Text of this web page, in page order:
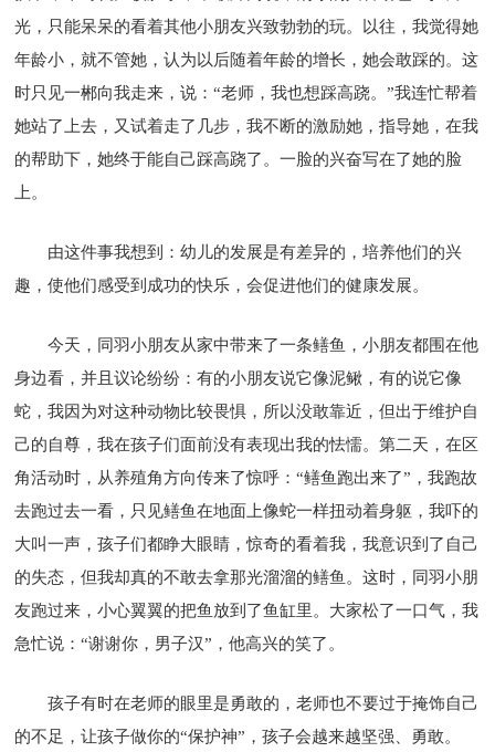
光，只能呆呆的看着其他小朋友兴致勃勃的玩。以往，我觉得她
年龄小，就不管她，认为以后随着年龄的增长，她会敢踩的。这
时只见一郴向我走来，说：“老师，我也想踩高跷。”我连忙帮着
她站了上去，又试着走了几步，我不断的激励她，指导她，在我
的帮助下，她终于能自己踩高跷了。一脸的兴奋写在了她的脸
上。
由这件事我想到：幼儿的发展是有差异的，培养他们的兴
趣，使他们感受到成功的快乐，会促进他们的健康发展。
今天，同羽小朋友从家中带来了一条鳝鱼，小朋友都围在他
身边看，并且议论纷纷：有的小朋友说它像泥鳅，有的说它像
蛇，我因为对这种动物比较畏惧，所以没敢靠近，但出于维护自
己的自尊，我在孩子们面前没有表现出我的怯懦。第二天，在区
角活动时，从养殖角方向传来了惊呼：“鳝鱼跑出来了”，我跑故
去跑过去一看，只见鳝鱼在地面上像蛇一样扭动着身躯，我吓的
大叫一声，孩子们都睁大眼睛，惊奇的看着我，我意识到了自己
的失态，但我却真的不敢去拿那光溜溜的鳝鱼。这时，同羽小朋
友跑过来，小心翼翼的把鱼放到了鱼缸里。大家松了一口气，我
急忙说：“谢谢你，男子汉”，他高兴的笑了。
孩子有时在老师的眼里是勇敢的，老师也不要过于掩饰自己
的不足，让孩子做你的“保护神”，孩子会越来越坚强、勇敢。